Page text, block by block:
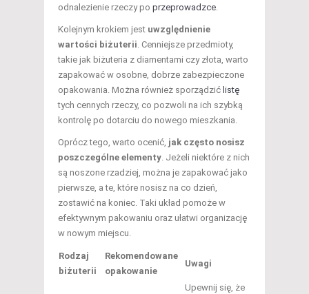
odnalezienie rzeczy po przeprowadzce.
Kolejnym krokiem jest uwzględnienie
wartości biżuterii. Cenniejsze przedmioty,
takie jak biżuteria z diamentami czy złota, warto
zapakować w osobne, dobrze zabezpieczone
opakowania. Można również sporządzić listę
tych cennych rzeczy, co pozwoli na ich szybką
kontrolę po dotarciu do nowego mieszkania.
Oprócz tego, warto ocenić, jak często nosisz
poszczególne elementy. Jeżeli niektóre z nich
są noszone rzadziej, można je zapakować jako
pierwsze, a te, które nosisz na co dzień,
zostawić na koniec. Taki układ pomoże w
efektywnym pakowaniu oraz ułatwi organizację
w nowym miejscu.
Rodzaj
biżuterii
Rekomendowane
opakowanie
Uwagi
Upewnij się, że